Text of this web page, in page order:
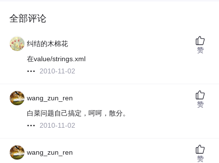
全部评论
纠结的木棉花
在value/strings.xml
2010-11-02
赞
wang_zun_ren
白菜问题自己搞定，呵呵，散分。
2010-11-02
赞
wang_zun_ren
赞